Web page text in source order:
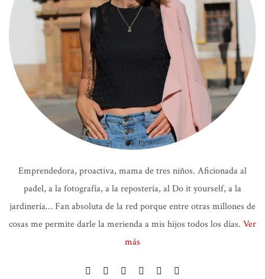
Emprendedora, proactiva, mama de tres niños. Aficionada al
padel, a la fotografía, a la repostería, al Do it yourself, a la
jardinería… Fan absoluta de la red porque entre otras millones de
cosas me permite darle la merienda a mis hijos todos los días. Ver
más